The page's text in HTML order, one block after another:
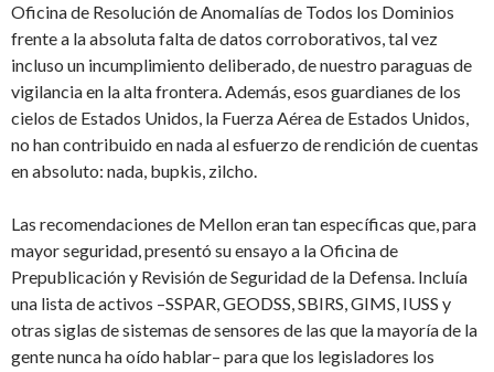
Oficina de Resolución de Anomalías de Todos los Dominios
frente a la absoluta falta de datos corroborativos, tal vez
incluso un incumplimiento deliberado, de nuestro paraguas de
vigilancia en la alta frontera. Además, esos guardianes de los
cielos de Estados Unidos, la Fuerza Aérea de Estados Unidos,
no han contribuido en nada al esfuerzo de rendición de cuentas
en absoluto: nada, bupkis, zilcho.
Las recomendaciones de Mellon eran tan específicas que, para
mayor seguridad, presentó su ensayo a la Oficina de
Prepublicación y Revisión de Seguridad de la Defensa. Incluía
una lista de activos –SSPAR, GEODSS, SBIRS, GIMS, IUSS y
otras siglas de sistemas de sensores de las que la mayoría de la
gente nunca ha oído hablar– para que los legisladores los